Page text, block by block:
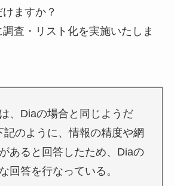
ますか？
査・リスト化を実施いたしま
、Diaの場合と同じようだ
記のように、情報の精度や網
あると回答したため、Diaの
回答を行なっている。